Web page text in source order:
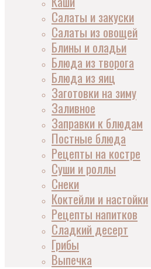
Салаты и закуски
Салаты из овощей
Блины и оладьи
Блюда из творога
Блюда из яиц
Заготовки на зиму
Заливное
Заправки к блюдам
Постные блюда
Рецепты на костре
Суши и роллы
Снеки
Коктейли и настойки
Рецепты напитков
Сладкий десерт
Грибы
Выпечка